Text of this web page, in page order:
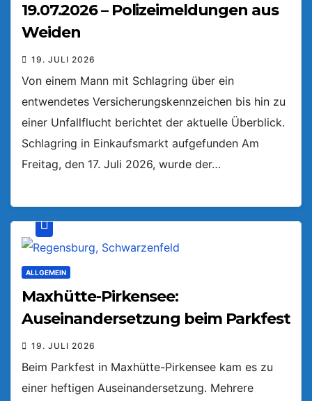
19.07.2026 – Polizeimeldungen aus
Weiden
19. JULI 2026
Von einem Mann mit Schlagring über ein
entwendetes Versicherungskennzeichen bis hin zu
einer Unfallflucht berichtet der aktuelle Überblick.
Schlagring in Einkaufsmarkt aufgefunden Am
Freitag, den 17. Juli 2026, wurde der…
ALLGEMEIN
Maxhütte-Pirkensee:
Auseinandersetzung beim Parkfest
19. JULI 2026
Beim Parkfest in Maxhütte-Pirkensee kam es zu
einer heftigen Auseinandersetzung. Mehrere